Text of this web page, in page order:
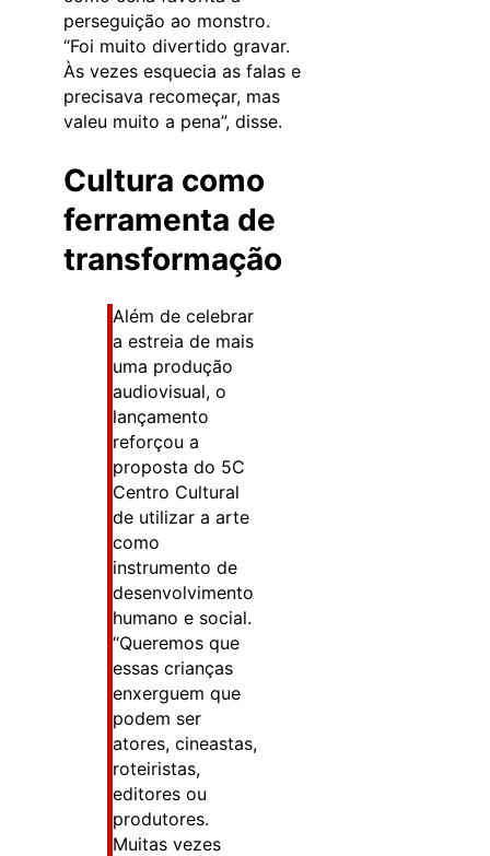
perseguição ao monstro.
“Foi muito divertido gravar.
Às vezes esquecia as falas e
precisava recomeçar, mas
valeu muito a pena”, disse.
Cultura como
ferramenta de
transformação
Além de celebrar
a estreia de mais
uma produção
audiovisual, o
lançamento
reforçou a
proposta do 5C
Centro Cultural
de utilizar a arte
como
instrumento de
desenvolvimento
humano e social.
“Queremos que
essas crianças
enxerguem que
podem ser
atores, cineastas,
roteiristas,
editores ou
produtores.
Muitas vezes